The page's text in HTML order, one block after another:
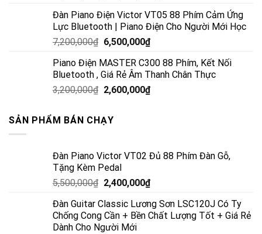
Đàn Piano Điện Victor VT05 88 Phím Cảm Ứng
Lực Bluetooth | Piano Điện Cho Người Mới Học
7,200,000₫ 6,500,000₫
Piano Điện MASTER C300 88 Phím, Kết Nối
Bluetooth , Giá Rẻ Âm Thanh Chân Thực
3,200,000₫ 2,600,000₫
SẢN PHẨM BÁN CHẠY
Đàn Piano Victor VT02 Đủ 88 Phím Đàn Gỗ,
Tặng Kèm Pedal
5,500,000₫ 2,400,000₫
Đàn Guitar Classic Lương Sơn LSC120J Có Ty
Chống Cong Cần + Bền Chất Lượng Tốt + Giá Rẻ
Dành Cho Người Mới